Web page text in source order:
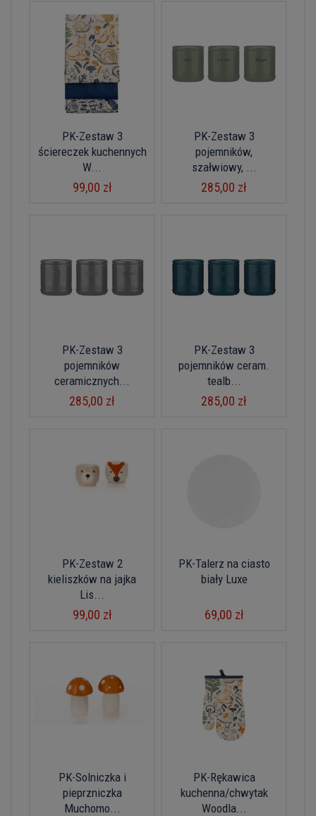
PK-Zestaw 3
ściereczek kuchennych
W...
99,00 zł
PK-Zestaw 3
pojemników,
szałwiowy, ...
285,00 zł
PK-Zestaw 3
pojemników
ceramicznych...
285,00 zł
PK-Zestaw 3
pojemników ceram.
tealb...
285,00 zł
PK-Zestaw 2
kieliszków na jajka
Lis...
99,00 zł
PK-Talerz na ciasto
biały Luxe
69,00 zł
PK-Solniczka i
pieprzniczka
Muchomo...
PK-Rękawica
kuchenna/chwytak
Woodla...